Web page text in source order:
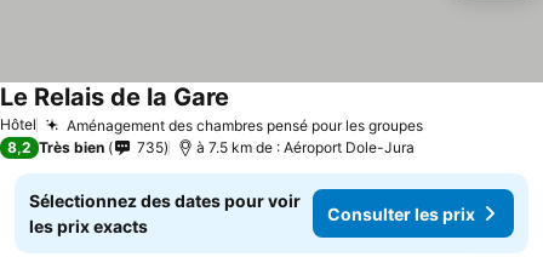
Hôtel Aménagement des chambres pensé pour les groupes
Le Relais de la Gare
8,2 Très bien 735 à 7.5 km de : Aéroport Dole-Jura
Sélectionnez des dates pour voir
les prix exacts
Consulter les prix